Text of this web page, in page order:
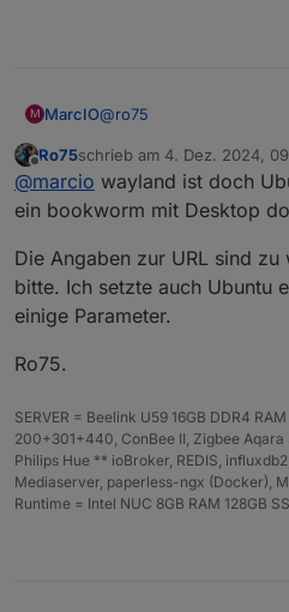
M MarcIO@ro75
ist ein Raspberry 5 4GB
ausschließlich über
Kiosk Mode über die IP
62°C
Offline
Ro75schrieb am 4. Dez. 2024,
zuletzt editiert von
@marcio wayland ist doch
ein bookworm mit Desktop
Die Angaben zur URL sind
bitte. Ich setzte auch Ubuntu
einige Parameter.
Ro75.
SERVER = Beelink U59 16GB DDR4
200+301+440, ConBee II, Zigbee Aqara
Philips Hue ** ioBroker, REDIS,
Mediaserver, paperless-ngx (Docker),
Runtime = Intel NUC 8GB RAM 128GB